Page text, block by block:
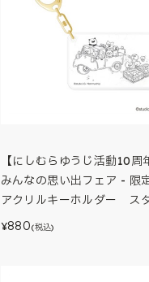
【にしむらゆうじ活動10周
みんなの思い出フェア - 限
アクリルキーホルダー ス
¥880(税込)